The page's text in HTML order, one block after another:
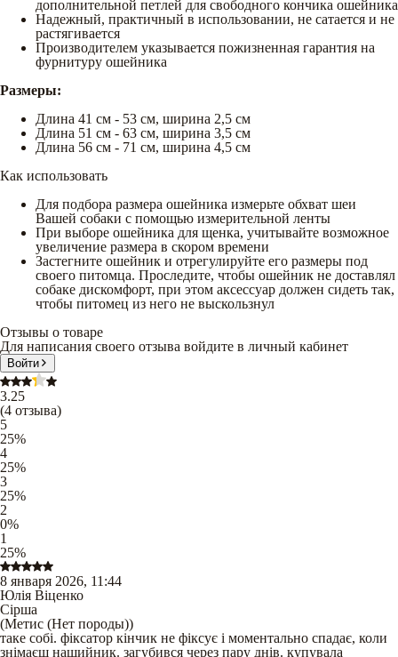
дополнительной петлей для свободного кончика ошейника
Надежный, практичный в использовании, не сатается и не
растягивается
Производителем указывается пожизненная гарантия на
фурнитуру ошейника
Размеры:
Длина 41 см - 53 см, ширина 2,5 см
Длина 51 см - 63 см, ширина 3,5 см
Длина 56 см - 71 см, ширина 4,5 см
Как использовать
Для подбора размера ошейника измерьте обхват шеи
Вашей собаки с помощью измерительной ленты
При выборе ошейника для щенка, учитывайте возможное
увеличение размера в скором времени
Застегните ошейник и отрегулируйте его размеры под
своего питомца. Проследите, чтобы ошейник не доставлял
собаке дискомфорт, при этом аксессуар должен сидеть так,
чтобы питомец из него не выскользнул
Отзывы о товаре
Для написания своего отзыва войдите в личный кабинет
Войти
3.25
(4 отзыва)
5
25%
4
25%
3
25%
2
0%
1
25%
8 января 2026, 11:44
Юлія Віценко
Сірша
(Метис (Нет породы))
таке собі. фіксатор кінчик не фіксує і моментально спадає, коли
знімаєш нашийник. загубився через пару днів. купувала